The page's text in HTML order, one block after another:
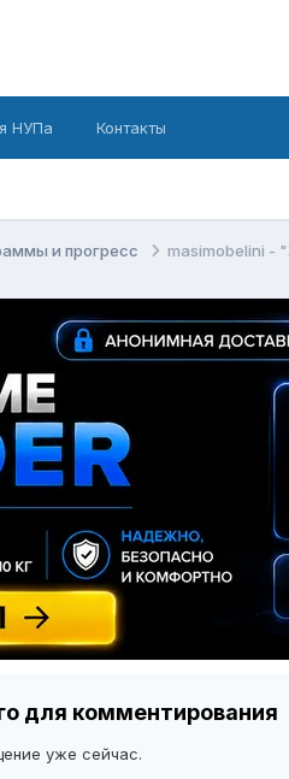
НУПа Контакты
и прогресс masimobelini -
для комментирования
уже сейчас.